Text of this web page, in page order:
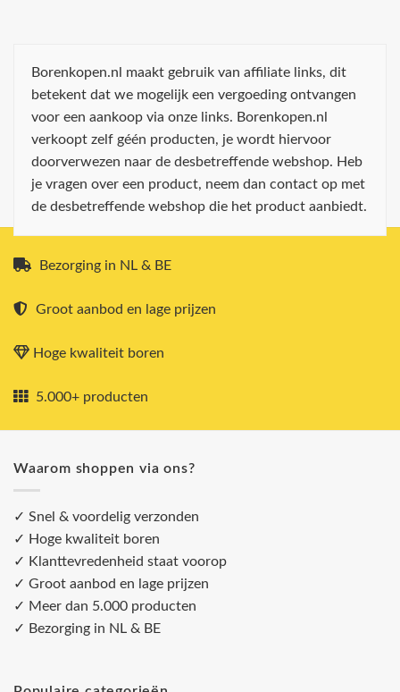
Borenkopen.nl maakt gebruik van affiliate links, dit
betekent dat we mogelijk een vergoeding ontvangen
voor een aankoop via onze links. Borenkopen.nl
verkoopt zelf géén producten, je wordt hiervoor
doorverwezen naar de desbetreffende webshop. Heb
je vragen over een product, neem dan contact op met
de desbetreffende webshop die het product aanbiedt.
Bezorging in NL & BE
Groot aanbod en lage prijzen
Hoge kwaliteit boren
5.000+ producten
Waarom shoppen via ons?
✓ Snel & voordelig verzonden
✓ Hoge kwaliteit boren
✓ Klanttevredenheid staat voorop
✓ Groot aanbod en lage prijzen
✓ Meer dan 5.000 producten
✓ Bezorging in NL & BE